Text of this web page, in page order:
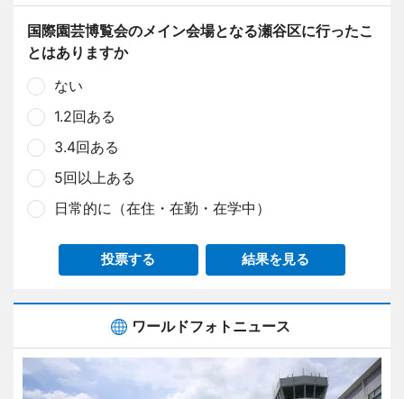
国際園芸博覧会のメイン会場となる瀬谷区に行ったこ
とはありますか
ない
1.2回ある
3.4回ある
5回以上ある
日常的に（在住・在勤・在学中）
投票する 結果を見る
ワールドフォトニュース